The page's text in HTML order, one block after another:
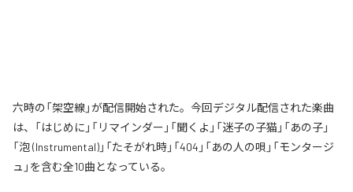
六時の「架空線」が配信開始された。今回デジタル配信された楽曲
は、「はじめに」「リマインダー」「聞くよ」「迷子の子猫」「あの子」
「泡 (Instrumental)」「たそがれ時」「404」「あの人の唄」「モンタージ
ュ」を含む全10曲となっている。